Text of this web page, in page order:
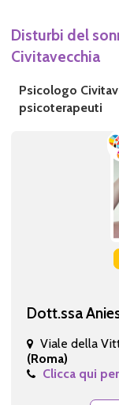
Disturbi del
Civitavecchia
Psicologo
psicoterapeuti
Dott.ssa
Viale della
(Roma)
Clicca qui